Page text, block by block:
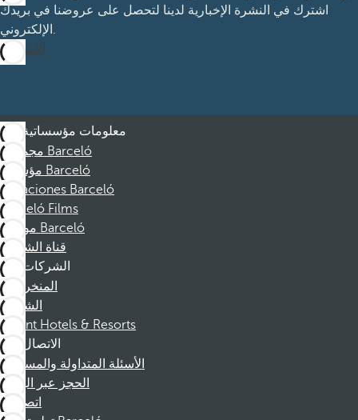
اشترك في النشرة الإخبارية لدينا لتحصل على عروضنا في بريدك
الإلكتروني.
الاشتراك
معلومات مؤسساتية
مجموعة Barceló
مؤسسة Barceló
Vacaciones Barceló
Barceló Films
موظفو Barceló
قناة الشكوى
الشركات
المنخرطين
الشركاء
Dorint Hotels & Resorts
الاتصال
الأسئلة المتداولة والمساعدة
الحجز عبر الهاتف
اتصل بنا